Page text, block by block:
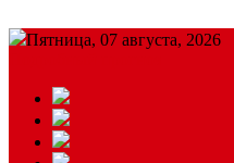
Пятница, 07 августа, 2026